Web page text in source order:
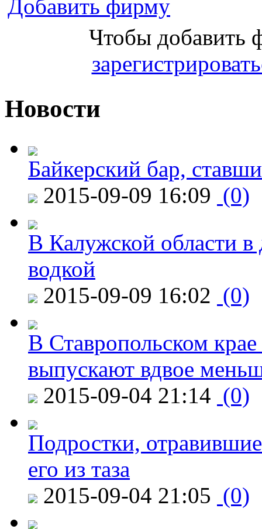
Добавить фирму
Чтобы добавить
Новости
Байкерский бар,
2015-09-09 16:09 (0)
В Калужской области в
водкой
2015-09-09 16:02 (0)
В Ставропольском
выпускают вдвое
2015-09-04 21:14 (0)
Подростки,
его из таза
2015-09-04 21:05 (0)